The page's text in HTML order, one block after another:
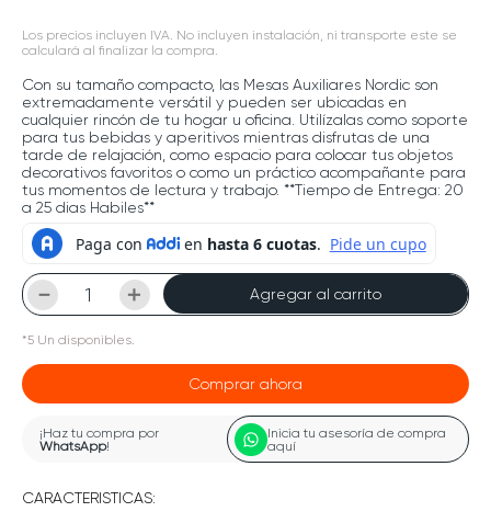
Los precios incluyen IVA. No incluyen instalación, ni transporte este se
calculará al finalizar la compra.
Con su tamaño compacto, las Mesas Auxiliares Nordic son
extremadamente versátil y pueden ser ubicadas en
cualquier rincón de tu hogar u oficina. Utilízalas como soporte
para tus bebidas y aperitivos mientras disfrutas de una
tarde de relajación, como espacio para colocar tus objetos
decorativos favoritos o como un práctico acompañante para
tus momentos de lectura y trabajo. **Tiempo de Entrega: 20
a 25 dias Habiles**
＋
－ Agregar al carrito
*5 Un disponibles.
Comprar ahora
¡Haz tu compra por
WhatsApp!
Inicia tu asesoría de compra
aquí
CARACTERISTICAS: